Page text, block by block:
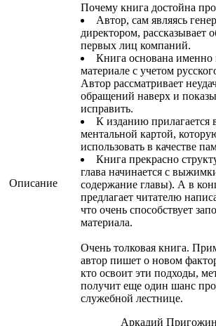
Описание
Почему книга достойна
Автор, сам являясь
директором, рассказывает
первых лиц компаний.
Книга основана именно
материале с учетом
Автор рассматривает
обращений наверх и
исправить.
К изданию прилагается
ментальной картой,
использовать в качестве
Книга прекрасно
глава начинается с
содержание главы). А в
предлагает читателю
что очень способствует
материала.
Очень толковая книга.
автор пишет о новом
кто освоит эти подходы,
получит еще один шанс
служебной лестнице.
Аркадий